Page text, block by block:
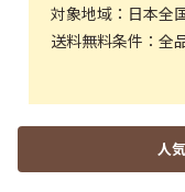
対象地域：日本全
送料無料条件：全
人